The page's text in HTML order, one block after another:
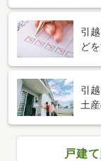
引
ど
引
土
戸建